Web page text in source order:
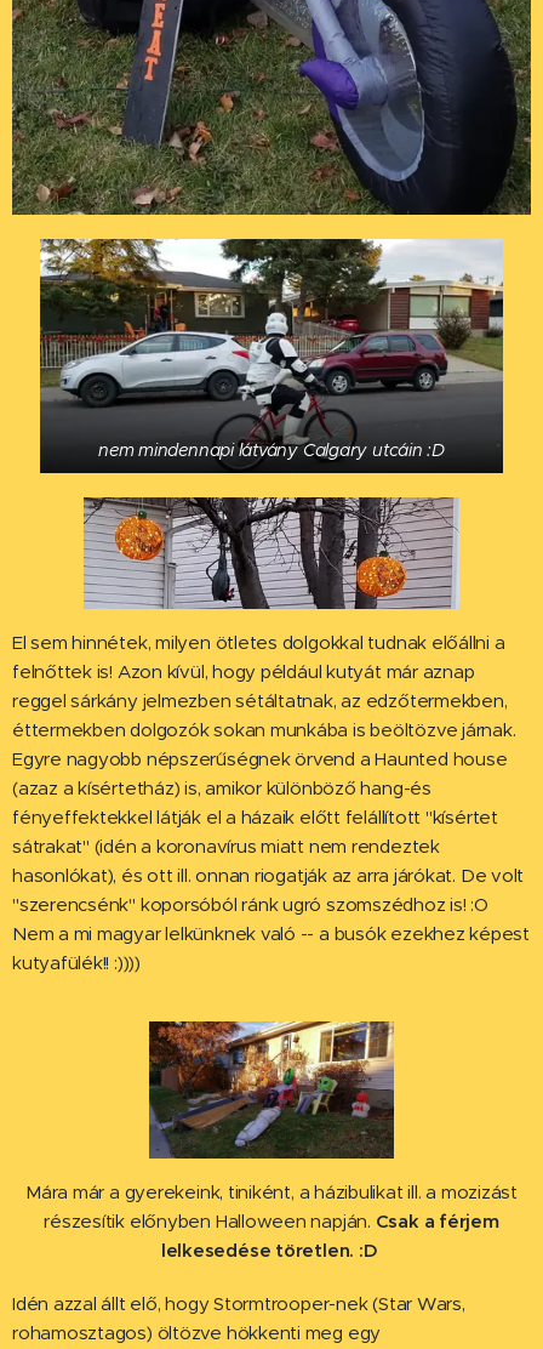
nem mindennapi látvány Calgary utcáin :D
El sem hinnétek, milyen ötletes dolgokkal tudnak előállni a
felnőttek is! Azon kívül, hogy például kutyát már aznap
reggel sárkány jelmezben sétáltatnak, az edzőtermekben,
éttermekben dolgozók sokan munkába is beöltözve járnak.
Egyre nagyobb népszerűségnek örvend a Haunted house
(azaz a kísértetház) is, amikor különböző hang-és
fényeffektekkel látják el a házaik előtt felállított "kísértet
sátrakat" (idén a koronavírus miatt nem rendeztek
hasonlókat), és ott ill. onnan riogatják az arra járókat. De volt
"szerencsénk" koporsóból ránk ugró szomszédhoz is! :O
Nem a mi magyar lelkünknek való -- a busók ezekhez képest
kutyafülék!! :))))
Mára már a gyerekeink, tiniként, a házibulikat ill. a mozizást
részesítik előnyben Halloween napján. Csak a férjem
lelkesedése töretlen. :D
Idén azzal állt elő, hogy Stormtrooper-nek (Star Wars,
rohamosztagos) öltözve hökkenti meg egy